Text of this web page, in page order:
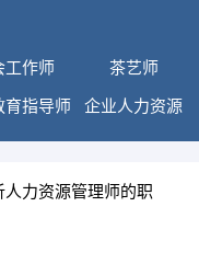
工作师 茶艺师
育指导师 企业人力资源
力资源管理师的职